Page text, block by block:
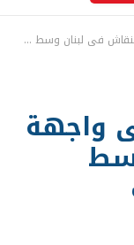
دعوات لمعالجة ملف الموقوفين
واجهة